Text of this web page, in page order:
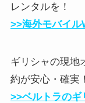
レンタルを！
>>海外モバイ
ギリシャの現地
約が安心・確実！
>>ベルトラのギ